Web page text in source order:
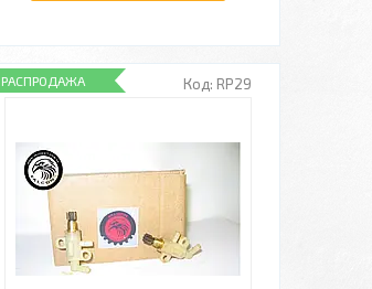
RP29
РАСПРОДАЖА